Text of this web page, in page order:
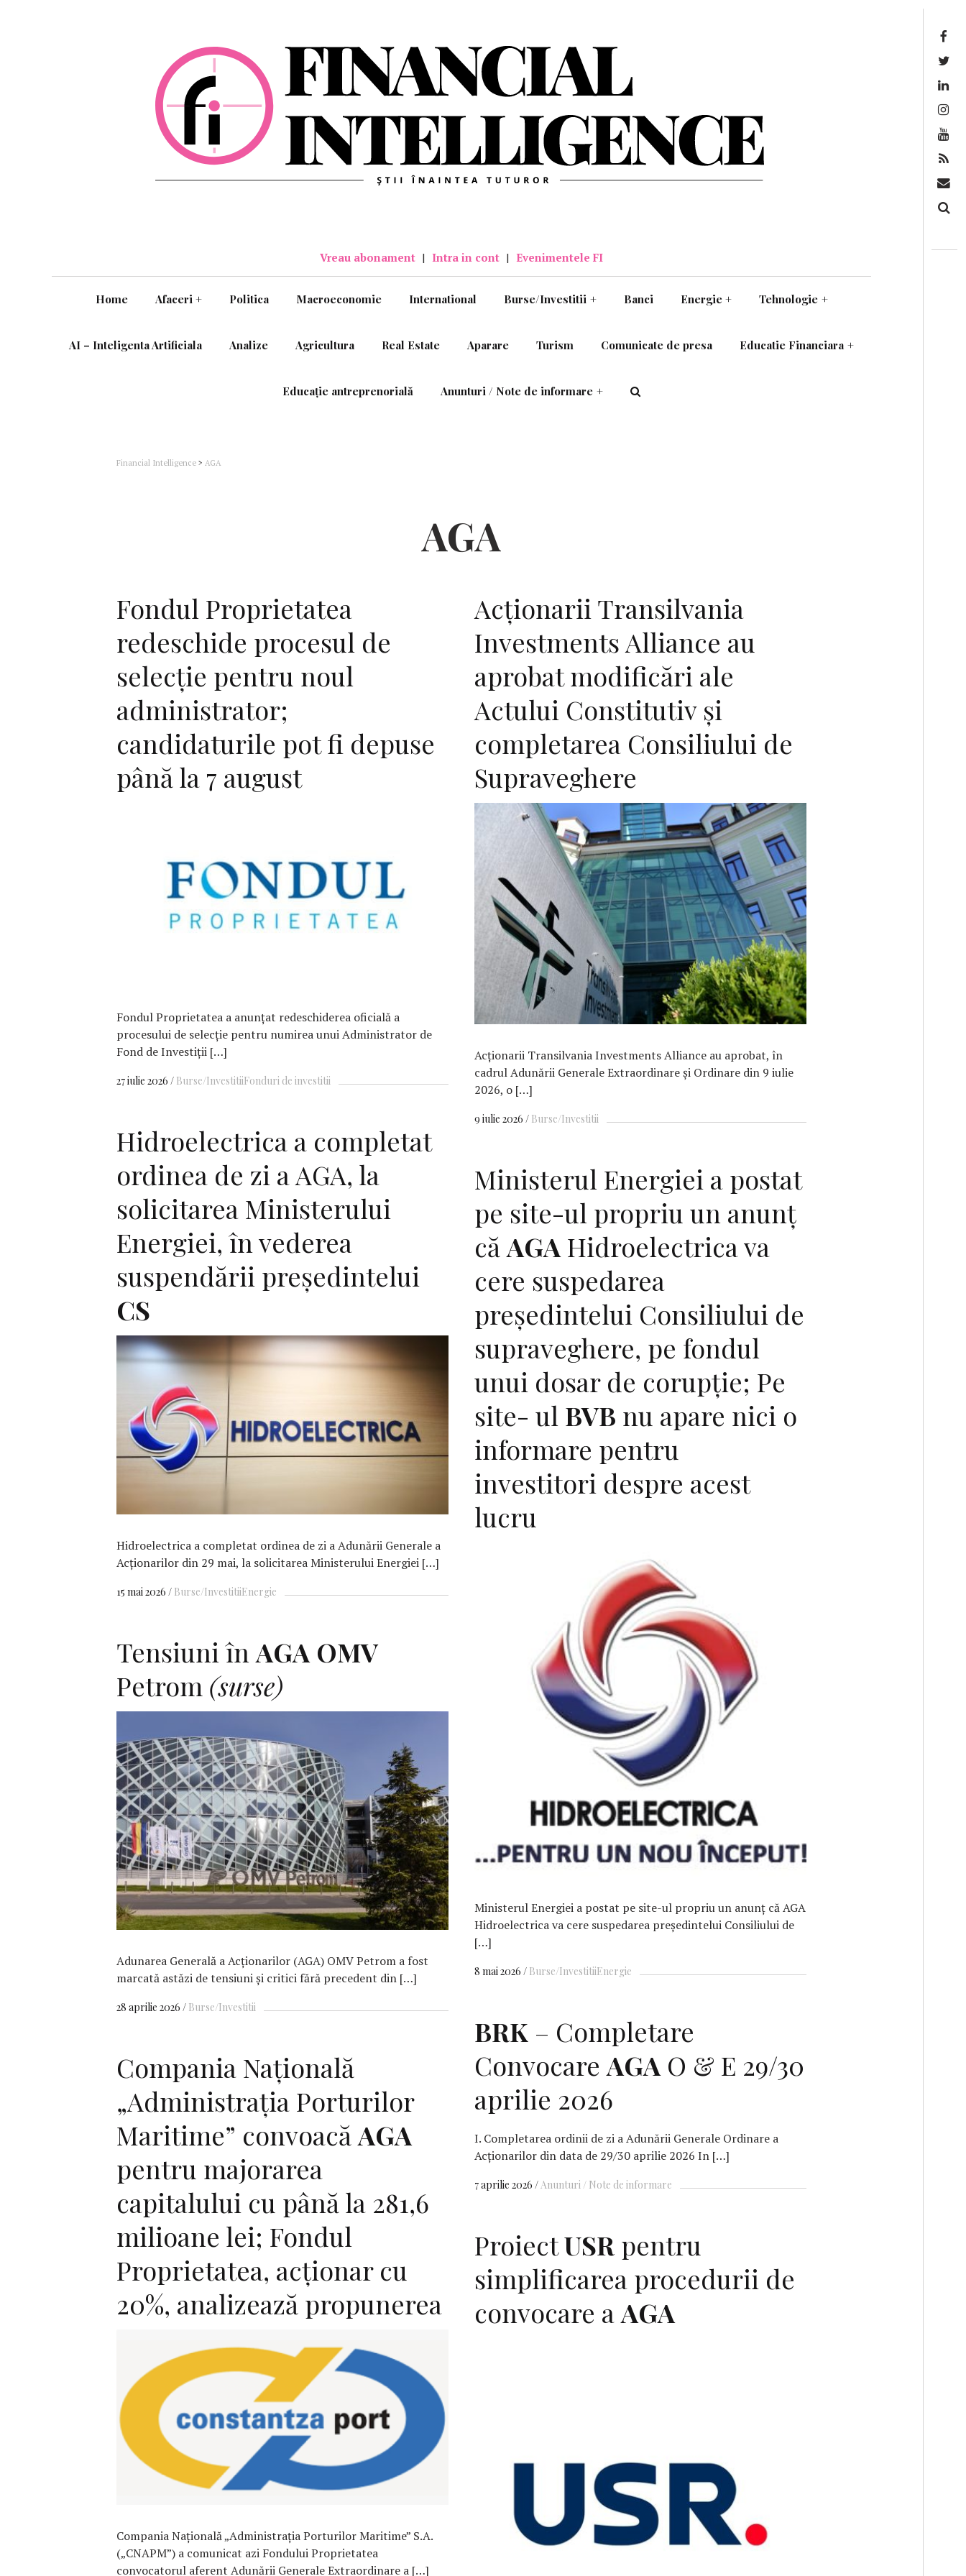
Vreau abonament | Intra in cont | Evenimentele FI
Home Afaceri + Politica Macroeconomie International Burse/Investitii + Banci Energie + Tehnologie +
AI – Inteligenta Artificiala Analize Agricultura Real Estate Aparare Turism Comunicate de presa Educatie Financiara +
Educație antreprenorială Anunturi / Note de informare +
Financial Intelligence > AGA
AGA
Fondul Proprietatea
redeschide procesul de
selecție pentru noul
administrator;
candidaturile pot fi depuse
până la 7 august
F
Fondul Proprietatea a anunțat redeschiderea oficială a
procesului de selecție pentru numirea unui Administrator de
Fond de Investiții […]
27 iulie 2026 Burse/InvestitiiFonduri de investitii
Acționarii Transilvania
Investments Alliance au
aprobat modificări ale
Actului Constitutiv și
completarea Consiliului de
Supraveghere
F
Acționarii Transilvania Investments Alliance au aprobat, în
cadrul Adunării Generale Extraordinare și Ordinare din 9 iulie
2026, o […]
9 iulie 2026 Burse/Investitii
Hidroelectrica a completat
ordinea de zi a AGA, la
solicitarea Ministerului
Energiei, în vederea
suspendării președintelui
CS
F
Hidroelectrica a completat ordinea de zi a Adunării Generale a
Acționarilor din 29 mai, la solicitarea Ministerului Energiei […]
15 mai 2026 Burse/InvestitiiEnergie
Ministerul Energiei a postat
pe site-ul propriu un anunţ
căAGA Hidroelectrica va
cere suspedarea
președintelui Consiliului de
supraveghere, pe fondul
unui dosar de corupție; Pe
site- ul BVB nu apare nici o
informare pentru
investitori despre acest
lucru
F
Ministerul Energiei a postat pe site-ul propriu un anunţ că AGA
Hidroelectrica va cere suspedarea președintelui Consiliului de
[…]
8 mai 2026 Burse/InvestitiiEnergie
Tensiuni în AGA OMV
Petrom (surse)
F
Adunarea Generală a Acționarilor (AGA) OMV Petrom a fost
marcată astăzi de tensiuni și critici fără precedent din […]
28 aprilie 2026 Burse/Investitii
BRK – Completare
Convocare AGA O & E 29/30
aprilie 2026
I. Completarea ordinii de zi a Adunării Generale Ordinare a
Acționarilor din data de 29/30 aprilie 2026 In […]
7 aprilie 2026 Anunturi / Note de informare
Compania Națională
„Administrația Porturilor
Maritime” convoacăAGA
pentru majorarea
capitalului cu până la 281,6
milioane lei; Fondul
Proprietatea, acționar cu
20%, analizează propunerea
F
Compania Națională „Administrația Porturilor Maritime” S.A.
(„CNAPM”) a comunicat azi Fondului Proprietatea
convocatorul aferent Adunării Generale Extraordinare a […]
ProiectUSR pentru
simplificarea procedurii de
convocare aAGA
F